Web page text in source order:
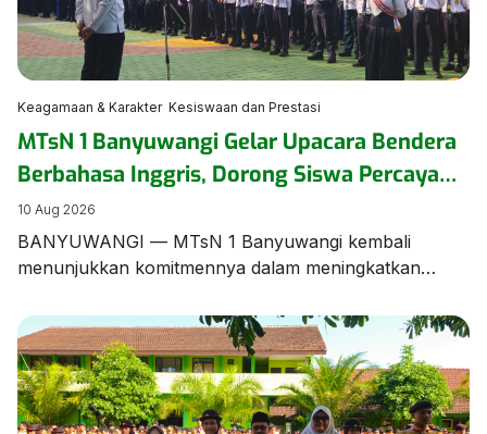
Keagamaan & Karakter Kesiswaan dan Prestasi
MTsN 1 Banyuwangi Gelar Upacara Bendera
Berbahasa Inggris, Dorong Siswa Percaya
Diri dan Jaga Toleransi
10 Aug 2026
BANYUWANGI — MTsN 1 Banyuwangi kembali
menunjukkan komitmennya dalam meningkatkan
bendera mingguan yang berlangsung di halaman
utama madrasah, seluruh rangkaian acara
dilaksanakan menggunakan bahasa Inggris. Langkah
inovatif ini diterapkan sebagai bagian dari pembiasaan
lingkungan berbahasa asing (foreign language